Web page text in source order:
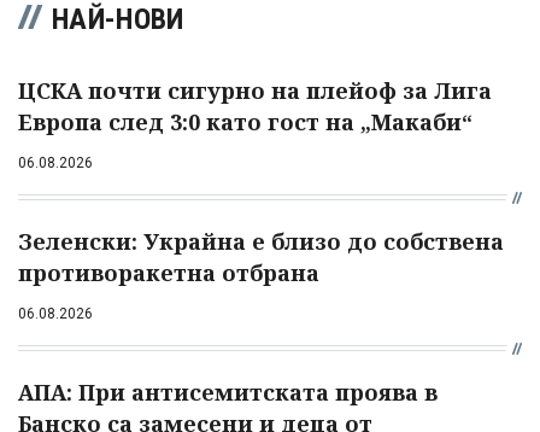
НАЙ-НОВИ
ЦСКА почти сигурно на плейоф за Лига
Европа след 3:0 като гост на „Макаби“
06.08.2026
Зеленски: Украйна е близо до собствена
противоракетна отбрана
06.08.2026
АПА: При антисемитската проява в
Банско са замесени и деца от